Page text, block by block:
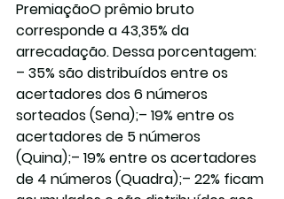
PremiaçãoO prêmio bruto
corresponde a 43,35% da
arrecadação. Dessa porcentagem:
– 35% são distribuídos entre os
acertadores dos 6 números
sorteados (Sena);– 19% entre os
acertadores de 5 números
(Quina);– 19% entre os acertadores
de 4 números (Quadra);– 22% ficam